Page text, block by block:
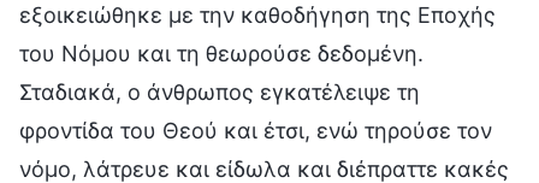
εξοικειώθηκε με την καθοδήγηση της Εποχής
του Νόμου και τη θεωρούσε δεδομένη.
Σταδιακά, ο άνθρωπος εγκατέλειψε τη
φροντίδα του Θεού και έτσι, ενώ τηρούσε τον
νόμο, λάτρευε και είδωλα και διέπραττε κακές